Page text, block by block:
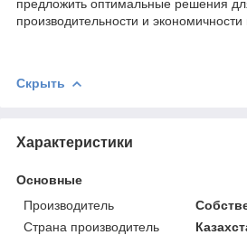
предложить оптимальные решения
производительности и
Скрыть
Характеристики
Основные
Производитель
Страна производитель